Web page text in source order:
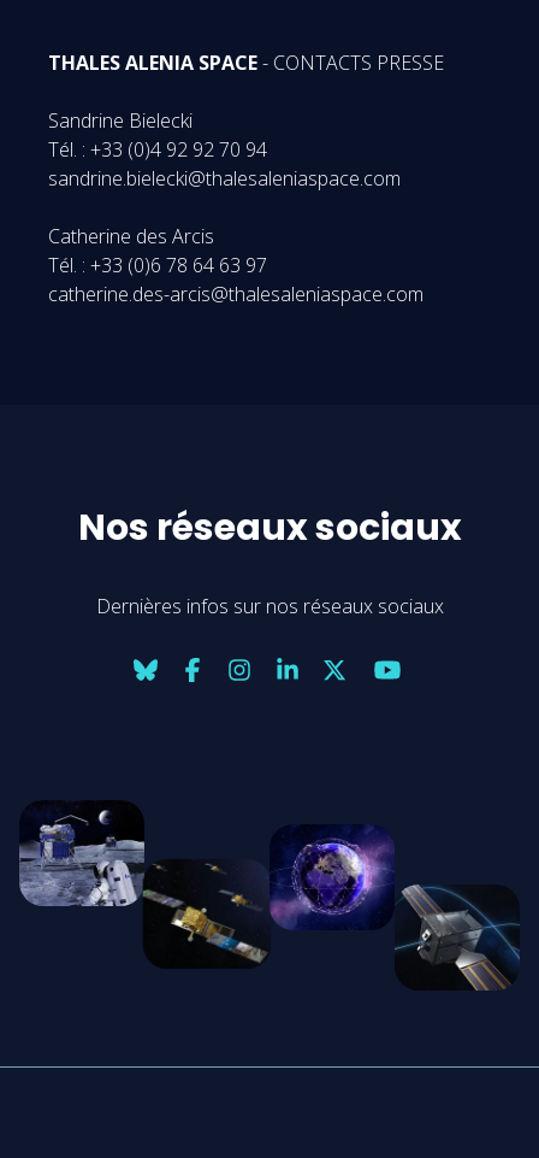
THALES ALENIA SPACE- CONTACTS PRESSE
Sandrine Bielecki
Tél. : +33 (0)4 92 92 70 94
sandrine.bielecki@thalesaleniaspace.com
Catherine des Arcis
Tél. : +33 (0)6 78 64 63 97
catherine.des-arcis@thalesaleniaspace.com
Nos réseaux sociaux
Dernières infos sur nos réseaux sociaux